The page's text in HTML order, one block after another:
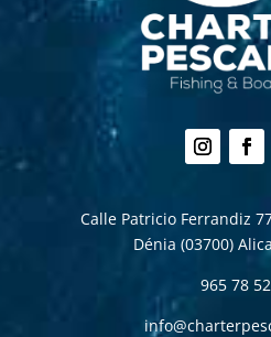
Calle Patricio Ferrandiz
Dénia (03700)
965 78